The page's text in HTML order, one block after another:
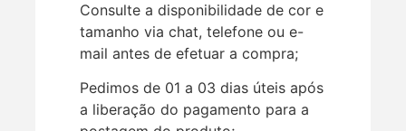
Consulte a disponibilidade de cor e
tamanho via chat, telefone ou e-
mail antes de efetuar a compra;
Pedimos de 01 a 03 dias úteis após
a liberação do pagamento para a